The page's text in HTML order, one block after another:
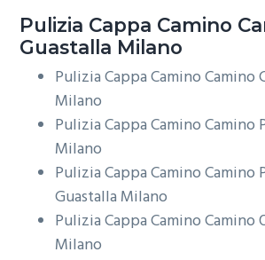
Pulizia Cappa Camino
Guastalla Milano
Pulizia Cappa Camino Camino
Milano
Pulizia Cappa Camino Camino
Milano
Pulizia Cappa Camino
Guastalla Milano
Pulizia Cappa Camino Camino
Milano